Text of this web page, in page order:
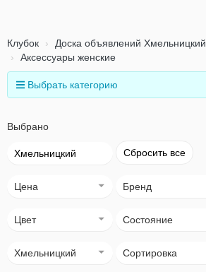
Клубок Доска объявлений Хмельницкий
Аксессуары женские
Выбрать категорию
Выбрано
Хмельницкий Сбросить все
Цена Бренд
Цвет Состояние
Хмельницкий Сортировка